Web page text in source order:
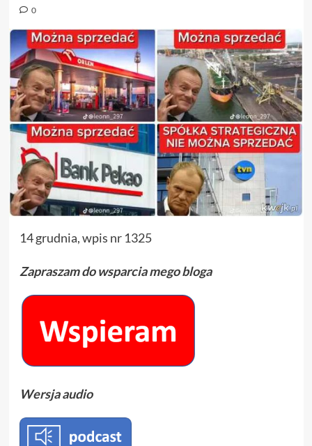
0
14 grudnia, wpis nr 1325
Zapraszam do wsparcia mego bloga
Wersja audio